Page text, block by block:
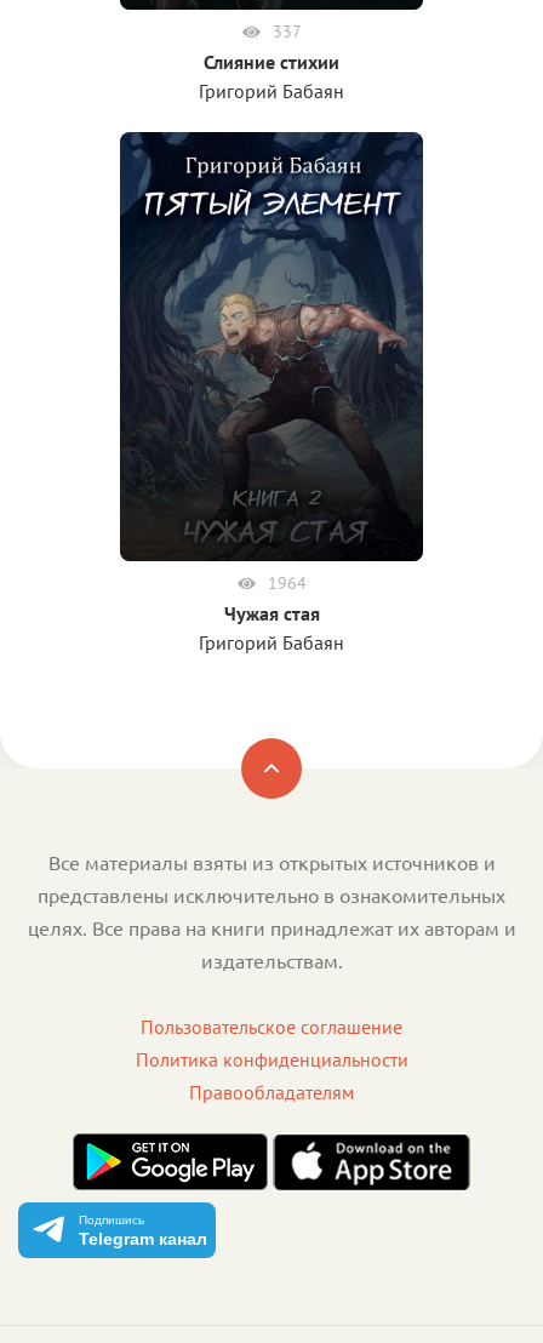
337
Слияние стихии
Григорий Бабаян
1964
Чужая стая
Григорий Бабаян
Все материалы взяты из открытых источников и
представлены исключительно в ознакомительных
целях. Все права на книги принадлежат их авторам и
издательствам.
Пользовательское соглашение
Политика конфиденциальности
Правообладателям
Подпишись
Telegram канал